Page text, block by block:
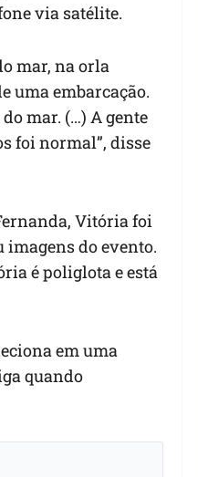
via satélite.
mar, na orla
uma embarcação.
mar. (…) A gente
foi normal”, disse
Vitória foi
do evento.
é poliglota e está
em uma
quando